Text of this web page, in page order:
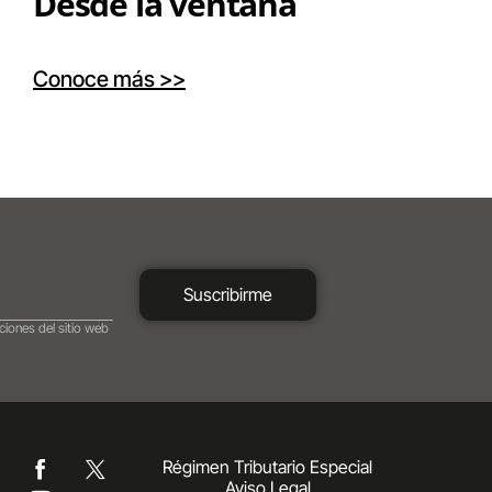
Conoce más >>
Suscribirme
del sitio web
Régimen Tributario Especial